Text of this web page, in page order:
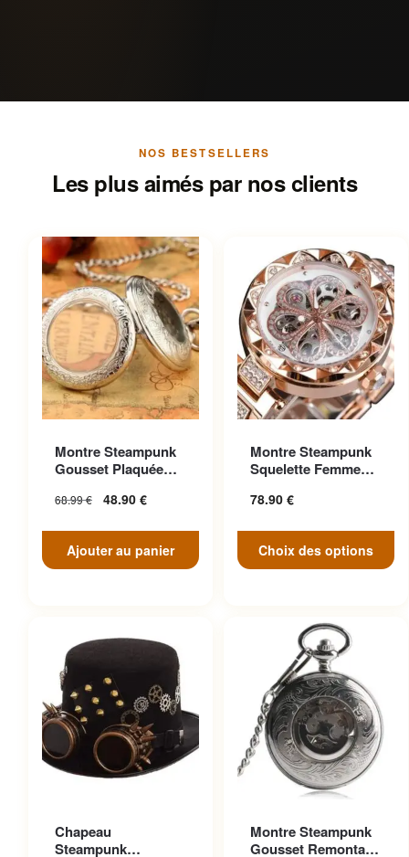
NOS BESTSELLERS
Les plus aimés par nos clients
Montre Steampunk
Gousset Plaquée
68.99€ 48.90 €
Ajouter au panier
Montre Steampunk
Squelette Femme
78.90 €
Choix des options
variations. Les options
peuvent être choisies sur la
page du produit
Chapeau
Steampunk
variations. Les options
Montre Steampunk
Gousset Remontage